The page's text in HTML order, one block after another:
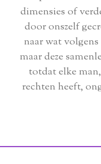
dimensies of
door onszelf
naar wat
maar deze
totdat elke
rechten heeft,